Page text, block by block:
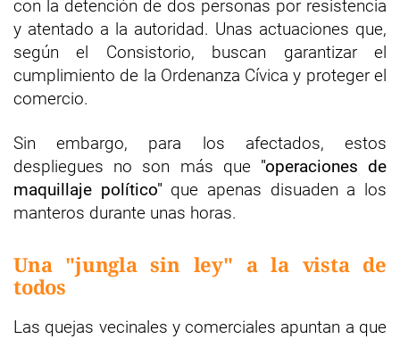
con la detención de dos personas por resistencia
y atentado a la autoridad. Unas actuaciones que,
según el Consistorio, buscan garantizar el
cumplimiento de la Ordenanza Cívica y proteger el
comercio.
Sin embargo, para los afectados, estos
despliegues no son más que "operaciones de
maquillaje político" que apenas disuaden a los
manteros durante unas horas.
Una "jungla sin ley" a la vista de
todos
Las quejas vecinales y comerciales apuntan a que